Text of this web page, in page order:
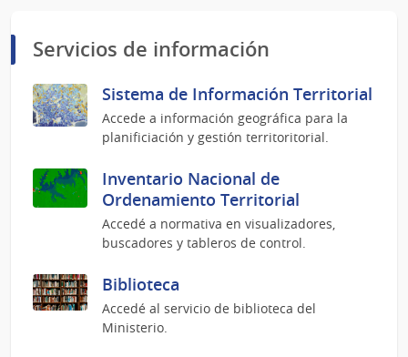
Servicios de información
Sistema de Información Territorial
Accede a información geográfica para la
planificiación y gestión territoritorial.
Inventario Nacional de
Ordenamiento Territorial
Accedé a normativa en visualizadores,
buscadores y tableros de control.
Biblioteca
Accedé al servicio de biblioteca del
Ministerio.